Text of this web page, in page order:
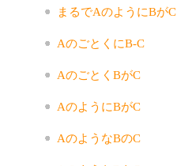
まるでAのようにBがC
AのごとくにB-C
AのごとくBがC
AのようにBがC
AのようなBのC